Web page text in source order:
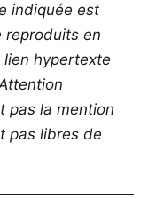
indiquée est
reproduits en
hypertexte
pas la mention
pas libres de